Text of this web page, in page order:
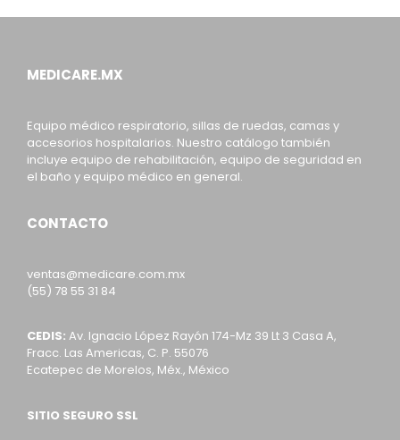
MEDICARE.MX
Equipo médico respiratorio, sillas de ruedas, camas y
accesorios hospitalarios. Nuestro catálogo también
incluye equipo de rehabilitación, equipo de seguridad en
el baño y equipo médico en general.
CONTACTO
ventas@medicare.com.mx
(55) 78 55 31 84
CEDIS: Av. Ignacio López Rayón 174-Mz 39 Lt 3 Casa A,
Fracc. Las Americas, C. P. 55076
Ecatepec de Morelos, Méx., México
SITIO SEGURO SSL